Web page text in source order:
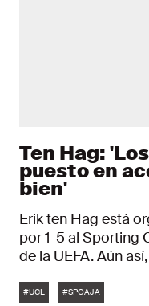
Ten Hag:
puesto en
bien'
Erik ten Hag está
por 1-5 al Sporting CP en la Liga de Campeones
de la UEFA. Aún
Etiquetas
#UCL #SPOAJA